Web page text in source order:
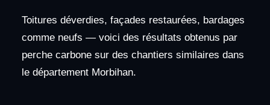
Toitures déverdies, façades restaurées, bardages
comme neufs — voici des résultats obtenus par
perche carbone sur des chantiers similaires dans
le département Morbihan.